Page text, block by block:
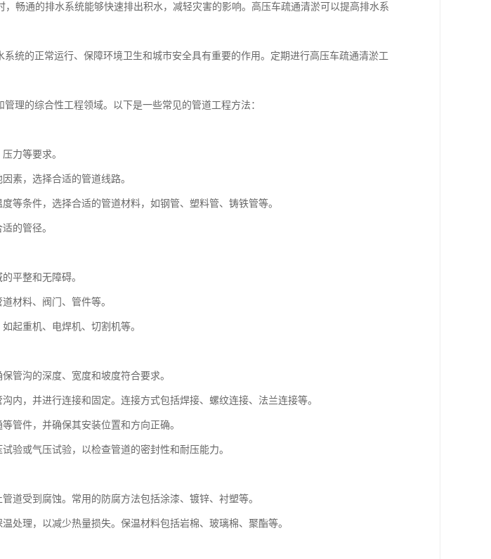
畅通的排水系统能够快速排出积水，减轻灾害的影响。高压车疏通清淤可以提高排水系
统的正常运行、保障环境卫生和城市安全具有重要的作用。定期进行高压车疏通清淤工
理的综合性工程领域。以下是一些常见的管道工程方法：
力等要求。
素，选择合适的管道线路。
等条件，选择合适的管道材料，如钢管、塑料管、铸铁管等。
的管径。
平整和无障碍。
材料、阀门、管件等。
起重机、电焊机、切割机等。
管沟的深度、宽度和坡度符合要求。
内，并进行连接和固定。连接方式包括焊接、螺纹连接、法兰连接等。
管件，并确保其安装位置和方向正确。
验或气压试验，以检查管道的密封性和耐压能力。
道受到腐蚀。常用的防腐方法包括涂漆、镀锌、衬塑等。
处理，以减少热量损失。保温材料包括岩棉、玻璃棉、聚酯等。